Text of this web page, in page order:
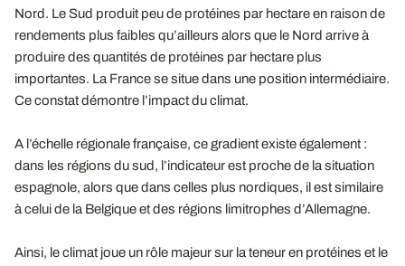
Nord. Le Sud produit peu de protéines par hectare en raison de
rendements plus faibles qu’ailleurs alors que le Nord arrive à
produire des quantités de protéines par hectare plus
importantes. La France se situe dans une position intermédiaire.
Ce constat démontre l’impact du climat.
A l’échelle régionale française, ce gradient existe également :
dans les régions du sud, l’indicateur est proche de la situation
espagnole, alors que dans celles plus nordiques, il est similaire
à celui de la Belgique et des régions limitrophes d’Allemagne.
Ainsi, le climat joue un rôle majeur sur la teneur en protéines et le